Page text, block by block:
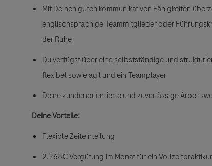
Mit Deinen guten kommunikativen Fähigkeiten
englischsprachige Teammitglieder oder
der Ruhe
Du verfügst über eine selbstständige und
flexibel sowie agil und ein Teamplayer
Deine kundenorientierte und zuverlässige
Deine Vorteile:
Flexible Zeiteinteilung
2.268€Vergütung im Monat für ein